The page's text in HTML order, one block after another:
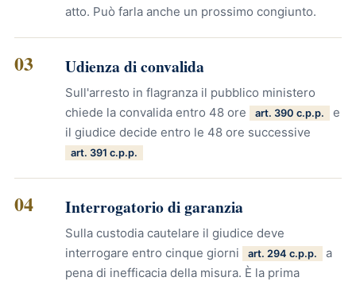
atto. Può farla anche un prossimo congiunto.
03 Udienza di convalida
Sull'arresto in flagranza il pubblico ministero
chiede la convalida entro 48 ore
art. 390 c.p.p.
e
il giudice decide entro le 48 ore successive
art. 391 c.p.p.
04 Interrogatorio di garanzia
Sulla custodia cautelare il giudice deve
interrogare entro cinque giorni
art. 294 c.p.p.
a
pena di inefficacia della misura. È la prima